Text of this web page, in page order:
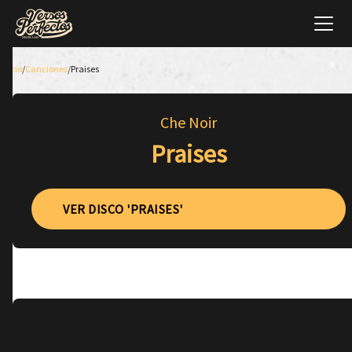
Inicio/Canciones/Praises
Che Noir
Praises
VER DISCO 'PRAISES'